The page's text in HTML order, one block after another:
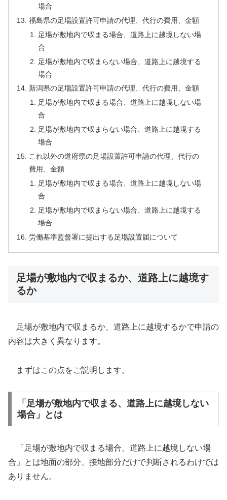
場合
福島県の足場設置許可申請の代理、代行の費用、金額
足場が敷地内で収まる場合、道路上に越境しない場
合
足場が敷地内で収まらない場合、道路上に越境する
場合
新潟県の足場設置許可申請の代理、代行の費用、金額
足場が敷地内で収まる場合、道路上に越境しない場
合
足場が敷地内で収まらない場合、道路上に越境する
場合
これ以外の道府県の足場設置許可申請の代理、代行の
費用、金額
足場が敷地内で収まる場合、道路上に越境しない場
合
足場が敷地内で収まらない場合、道路上に越境する
場合
労働基準監督署に提出する足場設置届について
足場が敷地内で収まるか、道路上に越境す
るか
足場が敷地内で収まるか、道路上に越境するかで申請の
内容は大きく異なります。
まずはこの点をご説明します。
「足場が敷地内で収まる、道路上に越境しない
場合」とは
「足場が敷地内で収まる場合、道路上に越境しない場
合」とは地面の部分、接地部分だけで判断されるわけでは
ありません。